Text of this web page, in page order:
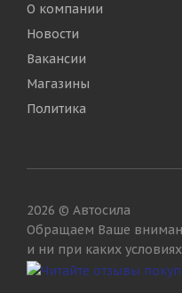
О компании
Новости
Вакансии
Магазины
Политика
2026 © Автосила
Обращаем Ваше
и ни при каких